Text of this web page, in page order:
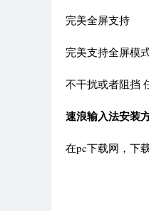
完美全屏支持
完美支持全屏模
不干扰或者阻挡
速浪输入法安装
在pc下载网，下